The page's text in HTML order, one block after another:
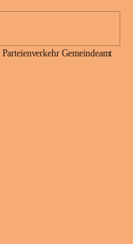
Gemeindeamt